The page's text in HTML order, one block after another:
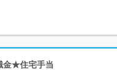
金★住宅手当